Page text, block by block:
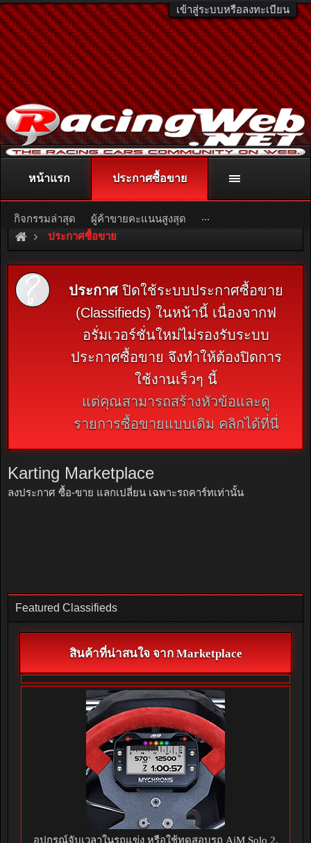
เข้าสู่ระบบหรือลงทะเบียน
ติดต่อลงโฆษณา racingweb@gmail.com
หรือโทร. 081-811-1138
หรืออ่านรายละเอียดเพิ่มเติม คลิกที่นี่
ประกาศซื้อขาย
ประกาศปิดใช้ระบบประกาศซื้อขาย
(Classifieds) ในหน้านี้ เนื่องจากฟ
อรั่มเวอร์ชั่นใหม่ไม่รองรับระบบ
ประกาศซื้อขาย จึงทำให้ต้องปิดการ
ใช้งานเร็วๆ นี้
แต่คุณสามารถสร้างหัวข้อและดู
รายการซื้อขายแบบเดิม คลิกได้ที่นี่
Karting Marketplace
ลงประกาศ ซื้อ-ขาย แลกเปลี่ยน เฉพาะรถคาร์ทเท่านั้น
Featured Classifieds
สินค้าที่น่าสนใจ จาก Marketplace
อุปกรณ์จับเวลาในรถแข่ง หรือใช้ทดสอบรถ AiM Solo 2,
หน้าแรก ประกาศซื้อขาย
กิจกรรมล่าสุด ผู้ค้าขายคะแนนสูงสุด ...